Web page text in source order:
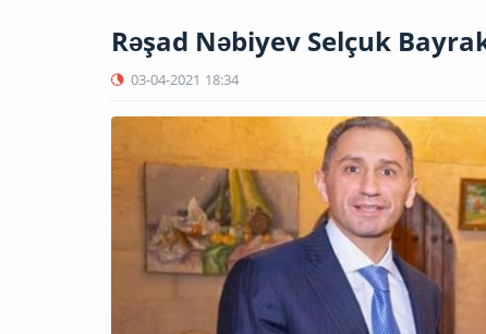
Rəşad Nəbiyev Selçuk
03-04-2021 18:34